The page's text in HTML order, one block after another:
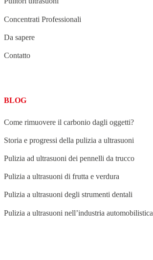
Concentrati Professionali
Da sapere
Contatto
BLOG
Come rimuovere il carbonio dagli oggetti?
Storia e progressi della pulizia a ultrasuoni
Pulizia ad ultrasuoni dei pennelli da trucco
Pulizia a ultrasuoni di frutta e verdura
Pulizia a ultrasuoni degli strumenti dentali
Pulizia a ultrasuoni nell’industria automobilistica